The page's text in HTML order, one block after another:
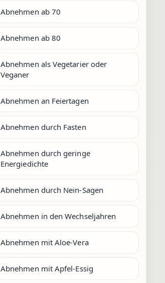
Abnehmen ab 70
Abnehmen ab 80
Abnehmen als Vegetarier oder
Veganer
Abnehmen an Feiertagen
Abnehmen durch Fasten
Abnehmen durch geringe
Energiedichte
Abnehmen durch Nein-Sagen
Abnehmen in den Wechseljahren
Abnehmen mit Aloe-Vera
Abnehmen mit Apfel-Essig